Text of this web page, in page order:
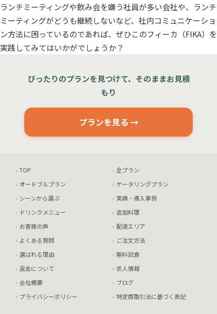
ランチミーティングや飲み会を嫌う社員が多い会社や、ランチ
ミーティングがどうも継続しないなど、社内コミュニケーショ
ン方法に困っているのであれば、ぜひこのフィーカ（FIKA）を
実践してみてはいかがでしょうか？
ぴったりのプランを見つけて、そのままお見積
もり
プランを見る →
TOP
全プラン
オードブルプラン
ケータリングプラン
シーンから選ぶ
実績・導入事例
ドリンクメニュー
追加料理
お客様の声
配達エリア
よくある質問
ご注文方法
選ばれる理由
無料試食
返金について
求人情報
会社概要
ブログ
プライバシーポリシー
特定商取引法に基づく表記